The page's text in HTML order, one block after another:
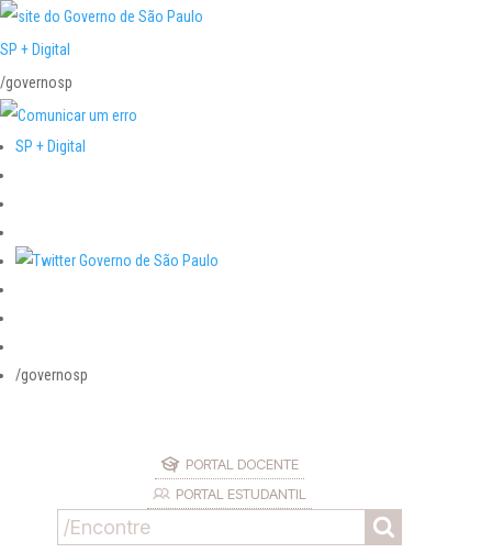
SP + Digital
/governosp
SP + Digital
/governosp
PORTAL DOCENTE
PORTAL ESTUDANTIL